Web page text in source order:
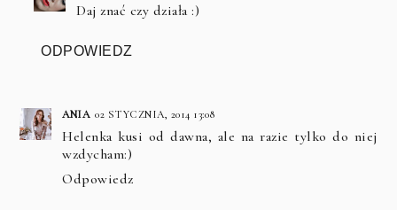
Daj znać czy działa :)
ODPOWIEDZ
ANIA 02 STYCZNIA, 2014 13:08
Helenka kusi od dawna, ale na razie tylko do niej
wzdycham:)
Odpowiedz